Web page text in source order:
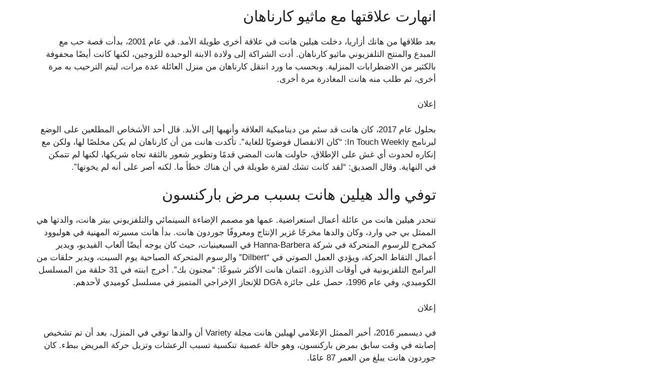
انهارت علاقتها مع ماثيو كارناهان
بعد طلاقها من هانك أزاريا، دخلت هيلين هانت في علاقة أخرى طويلة الأمد. في عام 2001، بدأت قصة حب مع
المبدع والمنتج التلفزيوني ماثيو كارناهان. أدت الشراكة إلى ولادة الابنة الوحيدة للزوجين، لكنها كانت أيضًا محفوفة
بالكثير من الاضطرابات المنزلية. وبحسب ما ورد انتقل كارناهان من منزل العائلة عدة مرات، ليتم الترحيب به مرة
أخرى، ثم طلب منه هانت المغادرة مرة أخرى.
إعلان
بحلول عام 2017، كان هانت قد سئم من ديناميكية العلاقة وأنهيها إلى الأبد. قال أحد الأشخاص المطلعين على الوضع
لبرنامج In Touch Weekly: “كان الانفصال فوضويًا للغاية”. تأكدت هانت من أن كارناهان لم يكن مخلصًا لها، ولكن مع
إنكاره لحدوث أي غش على الإطلاق، حاولت هانت المضي قدمًا وتطوير شعور بالثقة تجاه شريكها، لكنها لم تتمكن
في النهاية. وقال الصديق: “لقد كانت تشك لفترة طويلة في أن هناك خطأ ما. لكنه أصر على أنه لم يخونها”.
توفي والد هيلين هانت بسبب مرض باركنسون
تنحدر هيلين هانت من عائلة أعمال استعراضية. عمها هو مصمم الإضاءة السينمائي والتلفزيوني بيتر هانت، والدتها هي
الممثل بي جي وارد، وكان والدها مخرجًا غزير الإنتاج ومعروفًا جوردون هانت. بدأ هانت مسيرته المهنية في هوليوود
كمخرج للرسوم المتحركة في شركة Hanna-Barbera في السبعينيات، حيث كان يوجه أيضًا ألعاب الفيديو، ويدير
أعمال التقاط الحركة، ويؤدي العمل الصوتي في “Dilbert” والرسوم المتحركة الصباحية يوم السبت، ويدير حلقات من
البرامج التلفزيونية في أوقات الذروة. ائتمان هانت الأكثر شيوعًا: “مجنون بك”. أخرج ابنته في 31 حلقة من المسلسل
الكوميدي، وفي عام 1996، حصل على جائزة DGA للإنجاز الإخراجي المتميز في مسلسل كوميدي لأحدهم.
إعلان
في ديسمبر 2016، أخبر الممثل الإعلامي لهيلين هانت مجلة Variety أن والدها توفي في المنزل، بعد أن تم تشخيص
إصابته في وقت سابق بمرض باركنسون، وهو حالة عصبية تنكسية تسبب الرعشات وتزيل حركة المريض ببطء. كان
جوردون هانت يبلغ من العمر 87 عامًا.